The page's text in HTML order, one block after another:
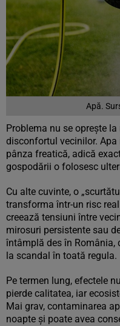
Apă.
Problema nu se oprește
disconfortul vecinilor.
pânza freatică, adică
gospodării o folosesc
Cu alte cuvinte, o
transforma într-un risc
creează tensiuni între
mirosuri persistente sau
întâmplă des în România,
la scandal în toată regula.
Pe termen lung, efectele
pierde calitatea, iar
Mai grav, contaminarea
noapte și poate avea